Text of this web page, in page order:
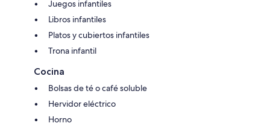
Juegos infantiles
Libros infantiles
Platos y cubiertos infantiles
Trona infantil
Cocina
Bolsas de té o café soluble
Hervidor eléctrico
Horno